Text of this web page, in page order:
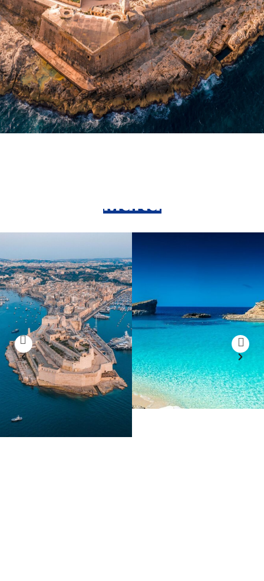
Malta
Las Tres
Ciudade
s
Un conjunto de
ciudades históricas
que ofrecen una rica
Blue
Lagoon
Una de las playas más
hermosas, ubicada en
la isla de Comino, ideal
para nadar y bucear.